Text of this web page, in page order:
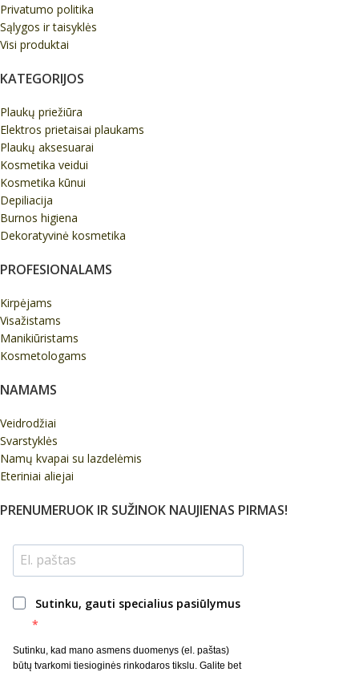
Privatumo politika
Sąlygos ir taisyklės
Visi produktai
KATEGORIJOS
Plaukų priežiūra
Elektros prietaisai plaukams
Plaukų aksesuarai
Kosmetika veidui
Kosmetika kūnui
Depiliacija
Burnos higiena
Dekoratyvinė kosmetika
PROFESIONALAMS
Kirpėjams
Visažistams
Manikiūristams
Kosmetologams
NAMAMS
Veidrodžiai
Svarstyklės
Namų kvapai su lazdelėmis
Eteriniai aliejai
PRENUMERUOK IR SUŽINOK NAUJIENAS PIRMAS!
Sutinku, gauti specialius pasiūlymus
Sutinku, kad mano asmens duomenys (el. paštas)
būtų tvarkomi tiesioginės rinkodaros tikslu. Galite bet